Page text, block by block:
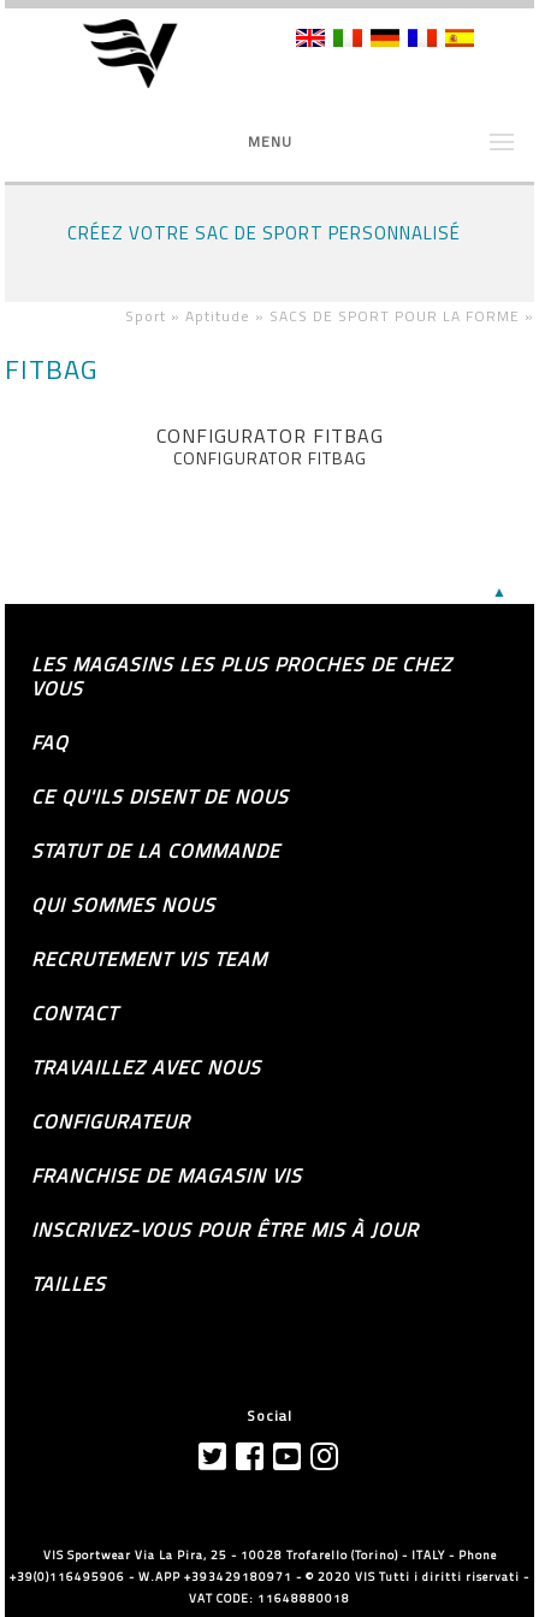
MENU
CRÉEZ VOTRE SAC DE SPORT PERSONNALISÉ
Sport » Aptitude » SACS DE SPORT POUR LA FORME »
FITBAG
CONFIGURATOR FITBAG
CONFIGURATOR FITBAG
▲
LES MAGASINS LES PLUS PROCHES DE CHEZ
VOUS
FAQ
CE QU'ILS DISENT DE NOUS
STATUT DE LA COMMANDE
QUI SOMMES NOUS
RECRUTEMENT VIS TEAM
CONTACT
TRAVAILLEZ AVEC NOUS
CONFIGURATEUR
FRANCHISE DE MAGASIN VIS
INSCRIVEZ-VOUS POUR ÊTRE MIS À JOUR
TAILLES
Social
VIS Sportwear Via La Pira, 25 - 10028 Trofarello (Torino) - ITALY - Phone
+39(0)116495906 - W.APP +393429180971 - © 2020 VIS Tutti i diritti riservati -
VAT CODE: 11648880018